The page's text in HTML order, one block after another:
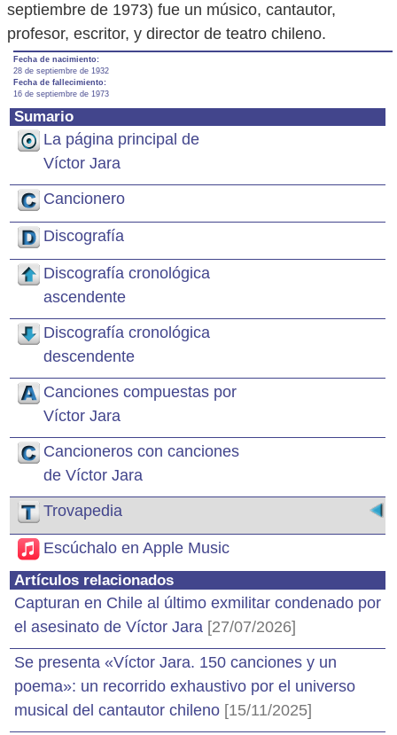
septiembre de 1973) fue un músico, cantautor,
profesor, escritor, y director de teatro chileno.
Fecha de nacimiento:
28 de septiembre de 1932
Fecha de fallecimiento:
16 de septiembre de 1973
Sumario
La página principal de
Víctor Jara
Cancionero
Discografía
Discografía cronológica
ascendente
Discografía cronológica
descendente
Canciones compuestas por
Víctor Jara
Cancioneros con canciones
de Víctor Jara
Trovapedia
Escúchalo en Apple Music
Artículos relacionados
Capturan en Chile al último exmilitar condenado por
el asesinato de Víctor Jara [27/07/2026]
Se presenta «Víctor Jara. 150 canciones y un
poema»: un recorrido exhaustivo por el universo
musical del cantautor chileno [15/11/2025]